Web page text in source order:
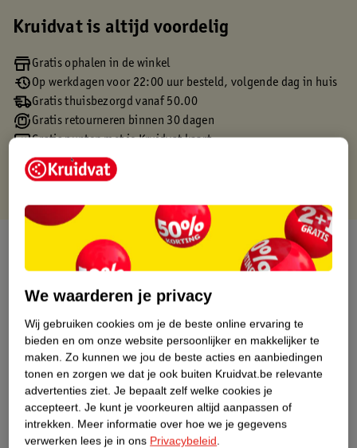
Kruidvat is altijd voordelig
Gratis ophalen in de winkel
Op werkdagen voor 22:00 uur besteld, volgende dag in huis
Gratis thuisbezorgd vanaf 50.00
Gratis retourneren binnen 30 dagen
Gratis punten met je Kruidvat kaart
Over dit product
Etiketinformatie
Nature Impact Score
Dit product heeft (nog) geen Nature
We waarderen je privacy
Wij gebruiken cookies om je de beste online ervaring te
bieden en om onze website persoonlijker en makkelijker te
maken. Zo kunnen we jou de beste acties en aanbiedingen
tonen en zorgen we dat je ook buiten Kruidvat.be relevante
advertenties ziet. Je bepaalt zelf welke cookies je
accepteert. Je kunt je voorkeuren altijd aanpassen of
intrekken. Meer informatie over hoe we je gegevens
verwerken lees je in ons Privacybeleid.